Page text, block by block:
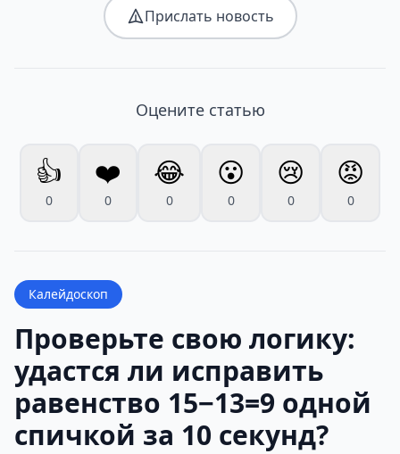
Прислать новость
Оцените статью
👍
0
❤️
0
😂
0
😮
0
😢
0
😡
0
Калейдоскоп
Проверьте свою логику:
удастся ли исправить
равенство 15−13=9 одной
спичкой за 10 секунд?